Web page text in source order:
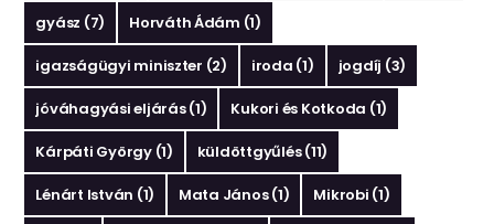
gyász (7) Horváth Ádám (1)
igazságügyi miniszter (2) iroda (1) jogdíj (3)
jóváhagyási eljárás(1) Kukori és Kotkoda (1)
Kárpáti György(1) küldöttgyűlés(11)
Lénárt István (1) Mata János(1) Mikrobi (1)